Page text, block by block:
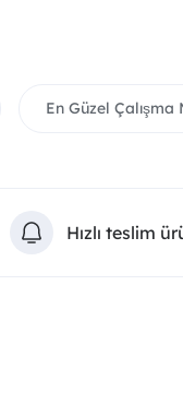
En Güzel Çalışma
Hızlı teslim